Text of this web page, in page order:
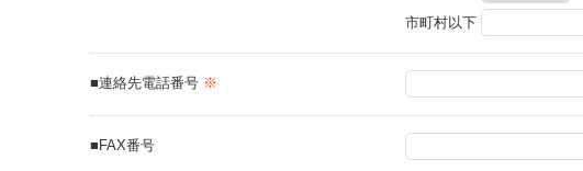
市町村以下
■連絡先電話番号 ※
■FAX番号